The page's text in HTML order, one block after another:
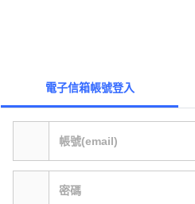
電子信箱帳號登入